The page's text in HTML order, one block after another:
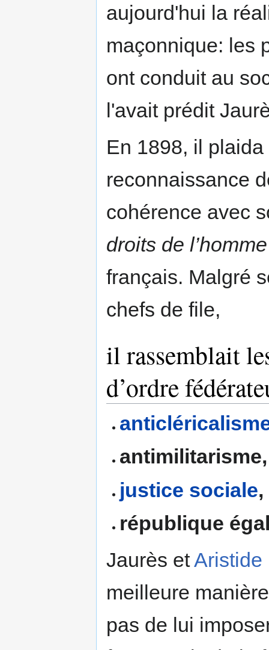
aujourd'hui la
maçonnique: les
ont conduit au
l'avait prédit
En 1898, il
reconnaissance
cohérence avec
droits de l’homme
français. Malgré
chefs de file,
il rassemblait
d’ordre
antimilitarisme,
justice sociale,
république
Jaurès etAristide
meilleure
pas de lui